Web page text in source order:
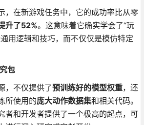
，在新游戏任务中，它的成功率比从零
升了52%。这意味着它确实学会了“玩
用逻辑和技巧，而不仅仅是模仿特定
包
，不仅提供了预训练好的模型权重，还
所使用的庞大动作数据集和相关代码。
者和开发者提供了一个极高的起点，可